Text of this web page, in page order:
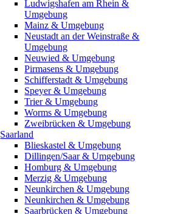
Ludwigshafen am Rhein &
Umgebung
Mainz & Umgebung
Neustadt an der Weinstraße &
Umgebung
Neuwied & Umgebung
Pirmasens & Umgebung
Schifferstadt & Umgebung
Speyer & Umgebung
Trier & Umgebung
Worms & Umgebung
Zweibrücken & Umgebung
Saarland
Blieskastel & Umgebung
Dillingen/Saar & Umgebung
Homburg & Umgebung
Merzig & Umgebung
Neunkirchen & Umgebung
Neunkirchen & Umgebung
Saarbrücken & Umgebung